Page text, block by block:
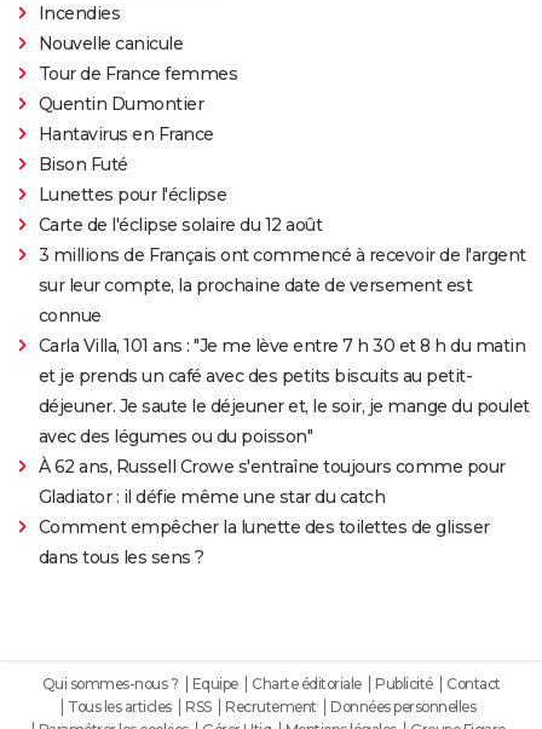
Incendies
Nouvelle canicule
Tour de France femmes
Quentin Dumontier
Hantavirus en France
Bison Futé
Lunettes pour l'éclipse
Carte de l'éclipse solaire du 12 août
3 millions de Français ont commencé à recevoir de l'argent
sur leur compte, la prochaine date de versement est
connue
Carla Villa, 101 ans : "Je me lève entre 7 h 30 et 8 h du matin
et je prends un café avec des petits biscuits au petit-
déjeuner. Je saute le déjeuner et, le soir, je mange du poulet
avec des légumes ou du poisson"
À 62 ans, Russell Crowe s'entraîne toujours comme pour
Gladiator : il défie même une star du catch
Comment empêcher la lunette des toilettes de glisser
dans tous les sens ?
Qui sommes-nous ? Equipe Charte éditoriale Publicité
Contact
Tous les articles
RSS Recrutement
Données personnelles